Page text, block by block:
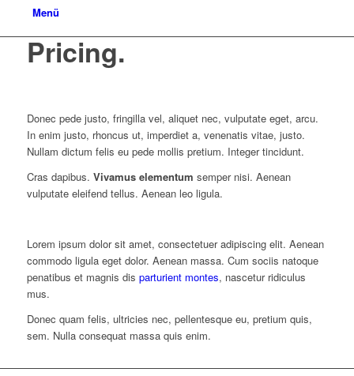
Menü
Pricing.
Donec pede justo, fringilla vel, aliquet nec, vulputate eget, arcu.
In enim justo, rhoncus ut, imperdiet a, venenatis vitae, justo.
Nullam dictum felis eu pede mollis pretium. Integer tincidunt.
Cras dapibus. Vivamus elementum semper nisi. Aenean
vulputate eleifend tellus. Aenean leo ligula.
Lorem ipsum dolor sit amet, consectetuer adipiscing elit. Aenean
commodo ligula eget dolor. Aenean massa. Cum sociis natoque
penatibus et magnis dis parturient montes, nascetur ridiculus
mus.
Donec quam felis, ultricies nec, pellentesque eu, pretium quis,
sem. Nulla consequat massa quis enim.